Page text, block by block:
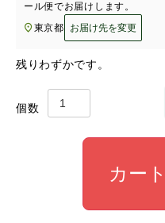
ール便でお届けします。
東京都
お届け先を変更
残りわずかです。
カー